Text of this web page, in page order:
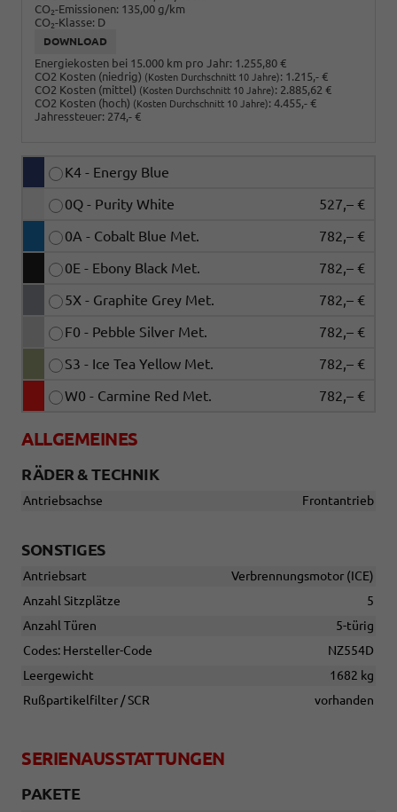
CO2-Emissionen: 135,00 g/km
CO2-Klasse: D
DOWNLOAD
Energiekosten bei 15.000 km pro Jahr: 1.255,80 €
CO2 Kosten (niedrig) (Kosten Durchschnitt 10 Jahre): 1.215,- €
CO2 Kosten (mittel) (Kosten Durchschnitt 10 Jahre): 2.885,62 €
CO2 Kosten (hoch) (Kosten Durchschnitt 10 Jahre): 4.455,- €
Jahressteuer: 274,- €
K4 - Energy Blue
0Q - Purity White
527,– €
0A - Cobalt Blue Met.
782,– €
0E - Ebony Black Met.
782,– €
5X - Graphite Grey Met.
782,– €
F0 - Pebble Silver Met.
782,– €
S3 - Ice Tea Yellow Met.
782,– €
W0 - Carmine Red Met.
782,– €
ALLGEMEINES
RÄDER & TECHNIK
Antriebsachse Frontantrieb
SONSTIGES
Antriebsart
Verbrennungsmotor (ICE)
Anzahl Sitzplätze
5
Anzahl Türen
5-türig
Codes: Hersteller-Code
NZ554D
Leergewicht
1682 kg
Rußpartikelfilter / SCR
vorhanden
SERIENAUSSTATTUNGEN
PAKETE